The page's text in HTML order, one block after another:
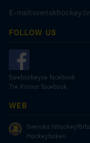
E-
FOLLOW US
Swehockeyse facebook
Tre Kronor facebook
WEB
Svenska
Hockeyboken